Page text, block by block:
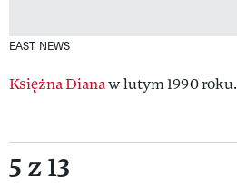
EAST NEWS
Księżna Dianaw lutym 1990 roku.
5 z 13